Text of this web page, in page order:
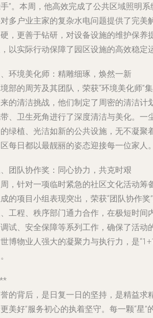
”。本周，他高效完成了公共区域照明
多户业主家的复杂水电问题提供了完美
，更善于钻研，对设备设施的维护保养
以实际行动保障了园区设施的高效稳定
环境美化师：精雕细琢，焕然一新
部的周芳及其团队，荣获“环境美化师”
的清洁挑战，他们制定了周密的清洁计
、卫生死角进行了深度清洁与美化。一
绿植、光洁如新的公共设施，无不凝聚
每日都以最靓丽的姿态迎接每一位家人。
团队协作奖：同心协力，共克时艰
，针对一项临时紧急的社区文化活动筹
的项目小组表现突出，荣获“团队协作
工程、秩序部门通力合作，在极短时间
试、安全保障等系列工作，确保了活动
博物业人强大的凝聚力与执行力，是
的背后，是日复一日的坚持，是精益求
美好”服务初心的执着坚守。每一颗“星”